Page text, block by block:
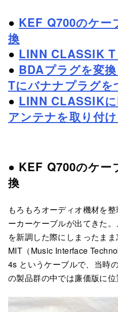
● KEF Q700のケー
換
● LINN CLASSIK T
● BDAプラグを変
Tにバナナプラグを
● LINN CLASSIK
アンテナを取り付
● KEF Q700のケー
換
もろもろオーディオ機材を
ーカーケーブルが出てきた
を新調した際にしまったまま
MIT（Music Interface
4s というケーブルで、当時
の製品群の中では廉価版に位